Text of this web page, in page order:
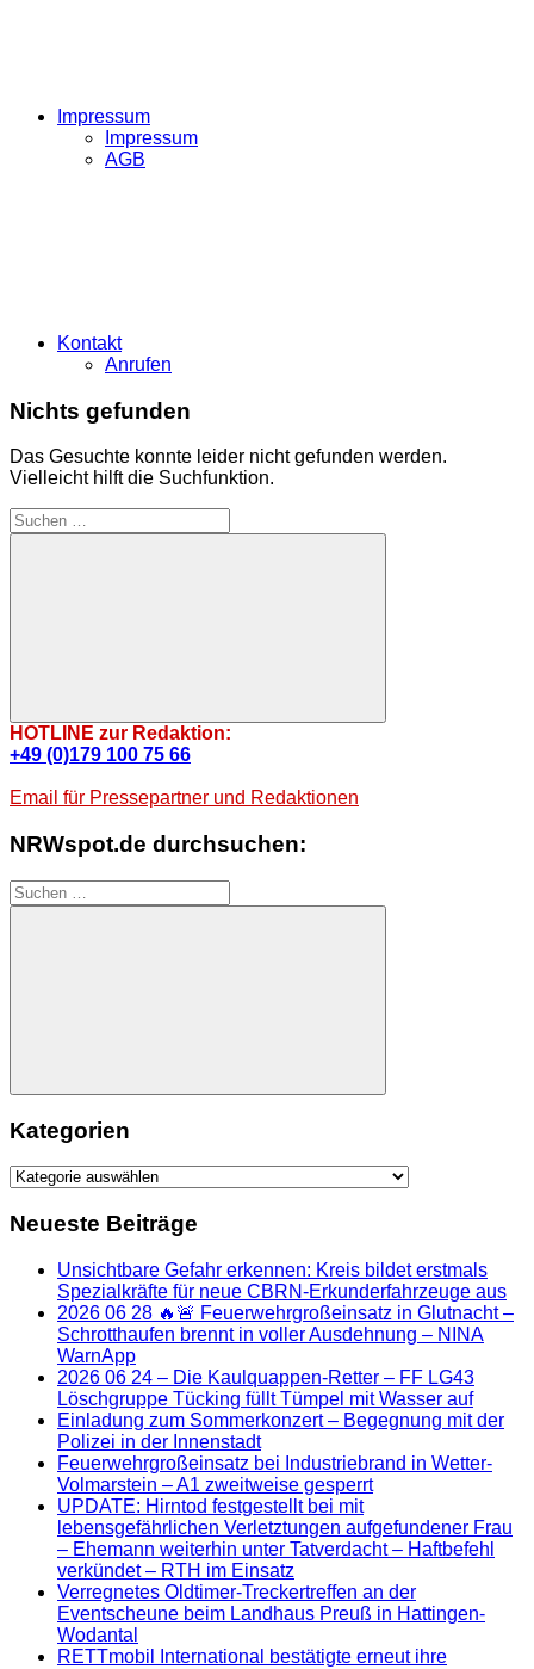
Impressum
Impressum
AGB
Kontakt
Anrufen
Nichts gefunden
Das Gesuchte konnte leider nicht gefunden werden.
Vielleicht hilft die Suchfunktion.
Suchen
nach:
Suchen
HOTLINE zur Redaktion:
+49 (0)179 100 75 66
Email für Pressepartner und Redaktionen
NRWspot.de durchsuchen:
Suchen
nach:
Suchen
Kategorien
Kategorien
Neueste Beiträge
Unsichtbare Gefahr erkennen: Kreis bildet erstmals
Spezialkräfte für neue CBRN-Erkunderfahrzeuge aus
2026 06 28 🔥🚨 Feuerwehrgroßeinsatz in Glutnacht –
Schrotthaufen brennt in voller Ausdehnung – NINA
WarnApp
2026 06 24 – Die Kaulquappen-Retter – FF LG43
Löschgruppe Tücking füllt Tümpel mit Wasser auf
Einladung zum Sommerkonzert – Begegnung mit der
Polizei in der Innenstadt
Feuerwehrgroßeinsatz bei Industriebrand in Wetter-
Volmarstein – A1 zweitweise gesperrt
UPDATE: Hirntod festgestellt bei mit
lebensgefährlichen Verletztungen aufgefundener Frau
– Ehemann weiterhin unter Tatverdacht – Haftbefehl
verkündet – RTH im Einsatz
Verregnetes Oldtimer-Treckertreffen an der
Eventscheune beim Landhaus Preuß in Hattingen-
Wodantal
RETTmobil International bestätigte erneut ihre